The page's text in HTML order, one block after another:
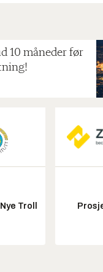
10 måneder før
Troll